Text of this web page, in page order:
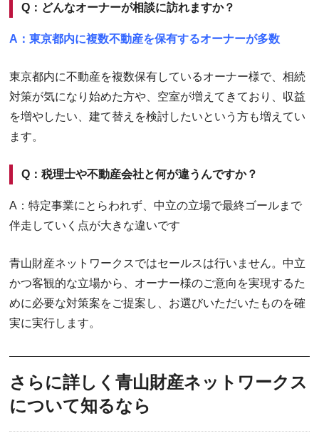
Q：どんなオーナーが相談に訪れますか？
A：東京都内に複数不動産を保有するオーナーが多数
東京都内に不動産を複数保有しているオーナー様で、相続
対策が気になり始めた方や、空室が増えてきており、収益
を増やしたい、建て替えを検討したいという方も増えてい
ます。
Q：税理士や不動産会社と何が違うんですか？
A：特定事業にとらわれず、中立の立場で最終ゴールまで
伴走していく点が大きな違いです
青山財産ネットワークスではセールスは行いません。中立
かつ客観的な立場から、オーナー様のご意向を実現するた
めに必要な対策案をご提案し、お選びいただいたものを確
実に実行します。
さらに詳しく青山財産ネットワークス
について知るなら